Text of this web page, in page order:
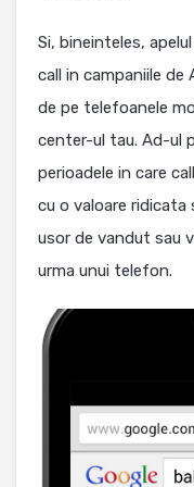
Si, bineinteles,
call in campaniile de
de pe telefoanele
center-ul tau. Ad-ul
perioadele in care
cu o valoare ridicata
usor de vandut sau
urma unui telefon.